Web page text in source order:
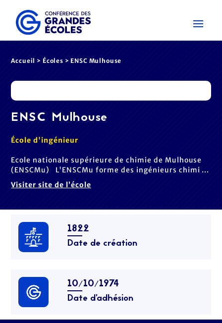
Accueil > Écoles > ENSC Mulhouse
ENSC Mulhouse
École d'ingénieur
Ecole nationale supérieure de chimie de Mulhouse
(ENSCMu) L'ENSCMu forme des ingénieurs chimi ...
Visiter site de l’école
1822
Date de création
10/10/1974
Date d’adhésion